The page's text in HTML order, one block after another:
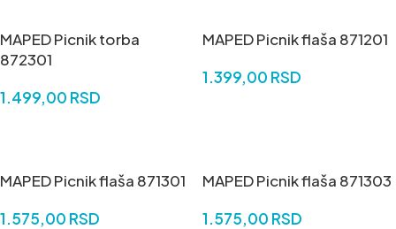
MAPED Picnik torba
872301
1.499,00 RSD
MAPED Picnik flaša 871201
1.399,00 RSD
MAPED Picnik flaša 871301
1.575,00 RSD
MAPED Picnik flaša 871303
1.575,00 RSD